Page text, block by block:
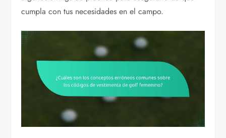
cumpla con tus necesidades en el campo.